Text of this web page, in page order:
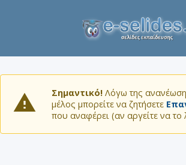
Σημαντικό! Λόγω της
μέλος μπορείτε να ζητήσετε
που αναφέρει (αν αργείτε να το